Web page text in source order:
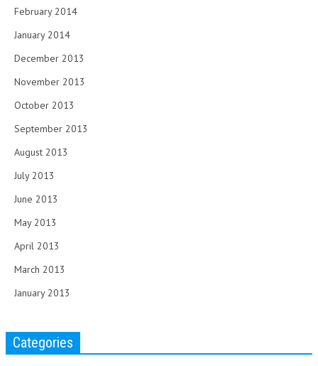
February 2014
January 2014
December 2013
November 2013
October 2013
September 2013
August 2013
July 2013
June 2013
May 2013
April 2013
March 2013
January 2013
Categories